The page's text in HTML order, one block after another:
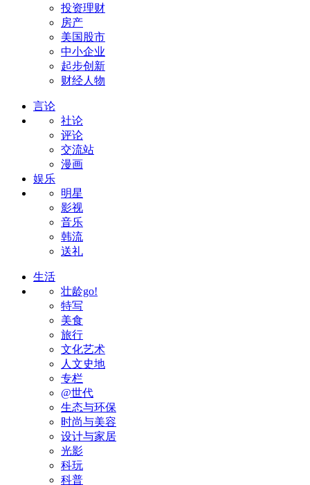
投资理财
房产
美国股市
中小企业
起步创新
财经人物
言论
社论
评论
交流站
漫画
娱乐
明星
影视
音乐
韩流
送礼
生活
壮龄go!
特写
美食
旅行
文化艺术
人文史地
专栏
@世代
生态与环保
时尚与美容
设计与家居
光影
科玩
科普